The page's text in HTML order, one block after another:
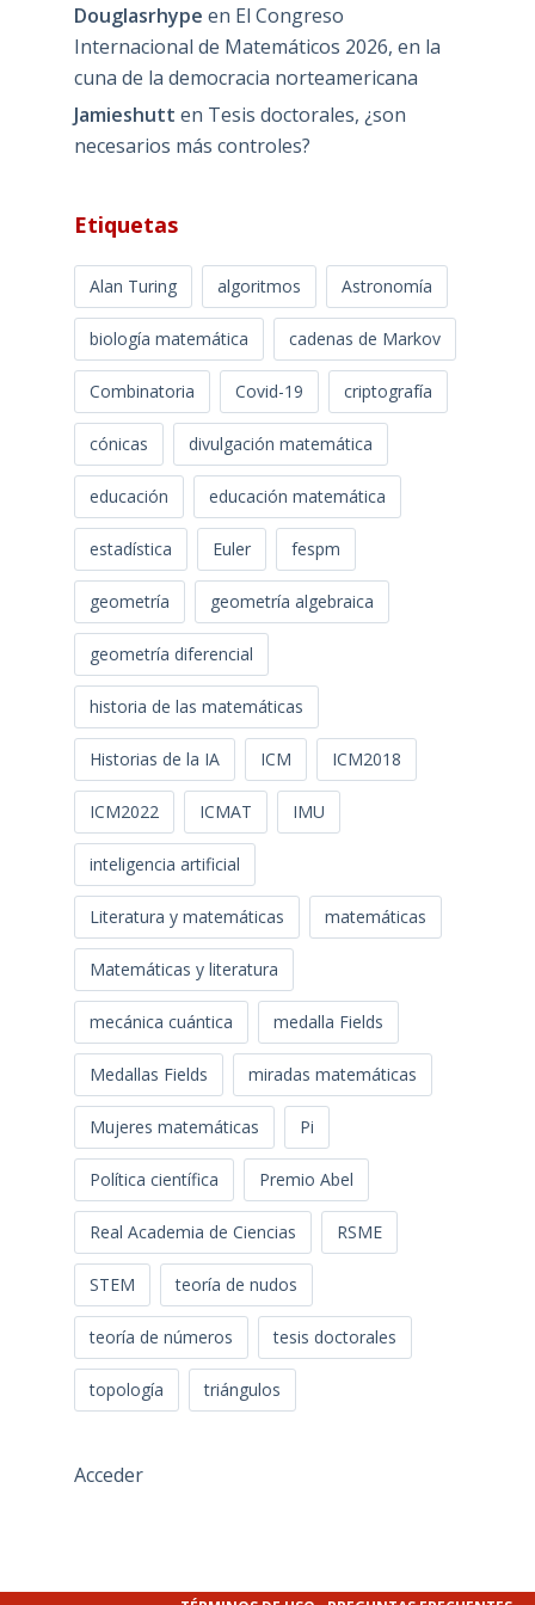
Douglasrhype en El Congreso
Internacional de Matemáticos 2026, en la
cuna de la democracia norteamericana
Jamieshutt en Tesis doctorales, ¿son
necesarios más controles?
Etiquetas
Alan Turing algoritmos Astronomía
biología matemática cadenas de Markov
Combinatoria Covid-19 criptografía
cónicas divulgación matemática
educación educación matemática
estadística Euler fespm
geometría geometría algebraica
geometría diferencial
historia de las matemáticas
Historias de la IA ICM ICM2018
ICM2022 ICMAT IMU
inteligencia artificial
Literatura y matemáticas matemáticas
Matemáticas y literatura
mecánica cuántica medalla Fields
Medallas Fields miradas matemáticas
Mujeres matemáticas Pi
Política científica Premio Abel
Real Academia de Ciencias RSME
STEM teoría de nudos
teoría de números tesis doctorales
topología triángulos
Acceder